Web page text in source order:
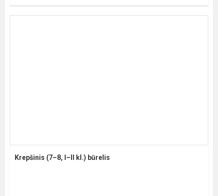
Krepšinis (7–8, I–II kl.) būrelis